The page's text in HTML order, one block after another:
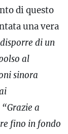
di questo
una vera
di un
al
sinora
“Grazie a
fino in fondo